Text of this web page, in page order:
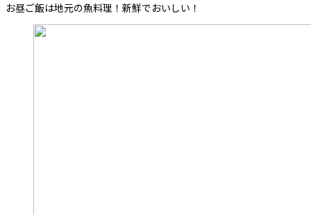
お昼ご飯は地元の魚料理！新鮮でおいしい！